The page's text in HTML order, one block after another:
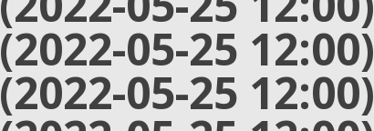
(2022-05-25 12:00)
(2022-05-25 12:00)